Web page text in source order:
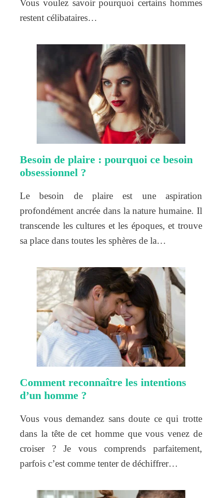
Vous voulez savoir pourquoi certains hommes
restent célibataires…
Besoin de plaire : pourquoi ce besoin
obsessionnel ?
Le besoin de plaire est une aspiration
profondément ancrée dans la nature humaine. Il
transcende les cultures et les époques, et trouve
sa place dans toutes les sphères de la…
Comment reconnaître les intentions
d’un homme ?
Vous vous demandez sans doute ce qui trotte
dans la tête de cet homme que vous venez de
croiser ? Je vous comprends parfaitement,
parfois c’est comme tenter de déchiffrer…